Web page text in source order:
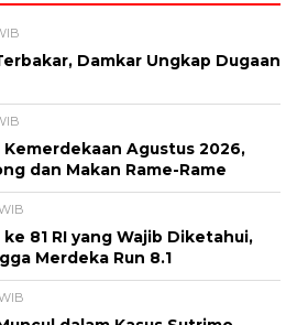
Damkar Ungkap Dugaan
Agustus 2026,
dan Makan Rame-Rame
81 RI yang Wajib Diketahui,
Merdeka Run 8.1